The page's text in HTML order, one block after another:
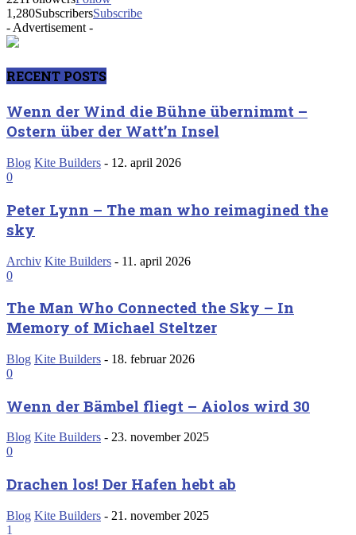
1,280SubscribersSubscribe
- Advertisement -
RECENT POSTS
Wenn der Wind die Bühne übernimmt –
Ostern über der Watt’n Insel
Blog Kite Builders - 12. april 2026
0
Peter Lynn – The man who reimagined the
sky
Archiv Kite Builders - 11. april 2026
0
The Man Who Connected the Sky – In
Memory of Michael Steltzer
Blog Kite Builders - 18. februar 2026
0
Wenn der Bämbel fliegt – Aiolos wird 30
Blog Kite Builders - 23. november 2025
0
Drachen los! Der Hafen hebt ab
Blog Kite Builders - 21. november 2025
1